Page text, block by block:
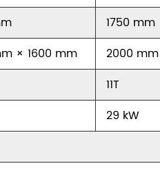
1750 mm
× 1600 mm 2000
11T
29 kW